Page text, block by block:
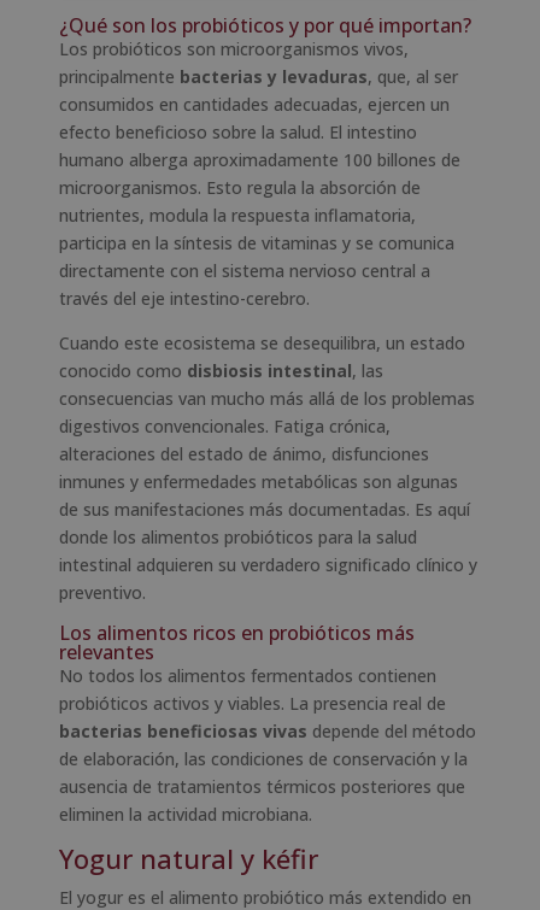
¿Qué son los probióticos y por qué importan?
Los probióticos son microorganismos vivos,
principalmente bacterias y levaduras, que, al ser
consumidos en cantidades adecuadas, ejercen un
efecto beneficioso sobre la salud. El intestino
humano alberga aproximadamente 100 billones de
microorganismos. Esto regula la absorción de
nutrientes, modula la respuesta inflamatoria,
participa en la síntesis de vitaminas y se comunica
directamente con el sistema nervioso central a
través del eje intestino-cerebro.
Cuando este ecosistema se desequilibra, un estado
conocido como disbiosis intestinal, las
consecuencias van mucho más allá de los problemas
digestivos convencionales. Fatiga crónica,
alteraciones del estado de ánimo, disfunciones
inmunes y enfermedades metabólicas son algunas
de sus manifestaciones más documentadas. Es aquí
donde los alimentos probióticos para la salud
intestinal adquieren su verdadero significado clínico y
preventivo.
Los alimentos ricos en probióticos más
relevantes
No todos los alimentos fermentados contienen
probióticos activos y viables. La presencia real de
bacterias beneficiosas vivas depende del método
de elaboración, las condiciones de conservación y la
ausencia de tratamientos térmicos posteriores que
eliminen la actividad microbiana.
Yogur natural y kéfir
El yogur es el alimento probiótico más extendido en